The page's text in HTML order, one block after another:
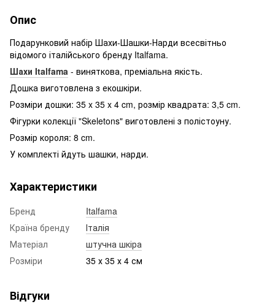
Опис
Подарунковий набір Шахи-Шашки-Нарди всесвітньо
відомого італійського бренду Italfama.
Шахи Italfama - виняткова, преміальна якість.
Дошка виготовлена ​​з екошкіри.
Розміри дошки: 35 x 35 x 4 cm, розмір квадрата: 3,5 cm.
Фігурки колекції "Skeletons" виготовлені з полістоуну.
Розмір короля: 8 cm.
У комплекті йдуть шашки, нарди.
Характеристики
Бренд
Italfama
Країна бренду
Італія
Матеріал
штучна шкіра
Розміри
35 х 35 х 4 см
Відгуки